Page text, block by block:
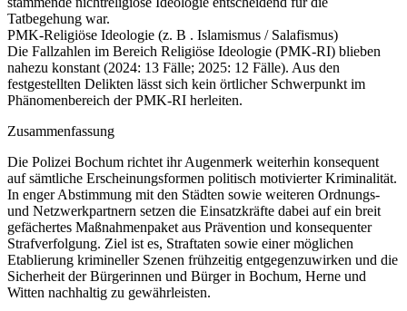
Tatbegehung war.
PMK-Religiöse Ideologie (z. B . Islamismus / Salafismus)
Die Fallzahlen im Bereich Religiöse Ideologie (PMK-RI) blieben
nahezu konstant (2024: 13 Fälle; 2025: 12 Fälle). Aus den
festgestellten Delikten lässt sich kein örtlicher Schwerpunkt im
Phänomenbereich der PMK-RI herleiten.
Zusammenfassung
Die Polizei Bochum richtet ihr Augenmerk weiterhin konsequent
auf sämtliche Erscheinungsformen politisch motivierter Kriminalität.
In enger Abstimmung mit den Städten sowie weiteren Ordnungs-
und Netzwerkpartnern setzen die Einsatzkräfte dabei auf ein breit
gefächertes Maßnahmenpaket aus Prävention und konsequenter
Strafverfolgung. Ziel ist es, Straftaten sowie einer möglichen
Etablierung krimineller Szenen frühzeitig entgegenzuwirken und die
Sicherheit der Bürgerinnen und Bürger in Bochum, Herne und
Witten nachhaltig zu gewährleisten.